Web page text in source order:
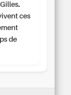
ces
de